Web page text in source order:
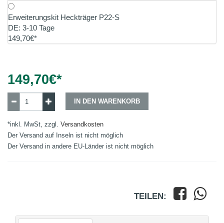
Erweiterungskit Heckträger P22-S
DE: 3-10 Tage
149,70€*
149,70€*
IN DEN WARENKORB
*inkl. MwSt, zzgl. Versandkosten
Der Versand auf Inseln ist nicht möglich
Der Versand in andere EU-Länder ist nicht möglich
TEILEN: